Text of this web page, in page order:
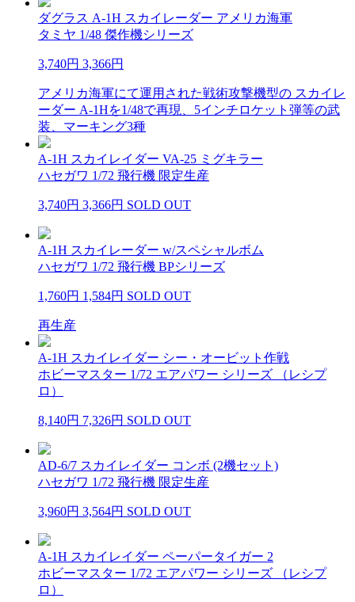
ダグラス A-1H スカイレーダー アメリカ海軍
タミヤ 1/48 傑作機シリーズ
3,740円 3,366円
アメリカ海軍にて運用された戦術攻撃機型の スカイレ
ーダー A-1Hを1/48で再現、5インチロケット弾等の武
装、マーキング3種
A-1H スカイレイダー VA-25 ミグキラー
ハセガワ 1/72 飛行機 限定生産
3,740円 3,366円 SOLD OUT
A-1H スカイレーダー w/スペシャルボム
ハセガワ 1/72 飛行機 BPシリーズ
1,760円 1,584円 SOLD OUT
再生産
A-1H スカイレイダー シー・オービット作戦
ホビーマスター 1/72 エアパワー シリーズ （レシプ
ロ）
8,140円 7,326円 SOLD OUT
AD-6/7 スカイレイダー コンボ (2機セット)
ハセガワ 1/72 飛行機 限定生産
3,960円 3,564円 SOLD OUT
A-1H スカイレイダー ペーパータイガー 2
ホビーマスター 1/72 エアパワー シリーズ （レシプ
ロ）